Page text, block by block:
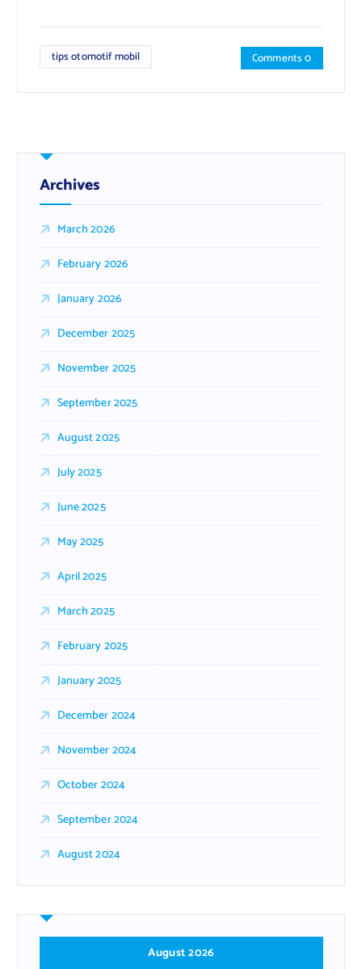
tips otomotif mobil Comments 0
Archives
March 2026
February 2026
January 2026
December 2025
November 2025
September 2025
August 2025
July 2025
June 2025
May 2025
April 2025
March 2025
February 2025
January 2025
December 2024
November 2024
October 2024
September 2024
August 2024
August 2026